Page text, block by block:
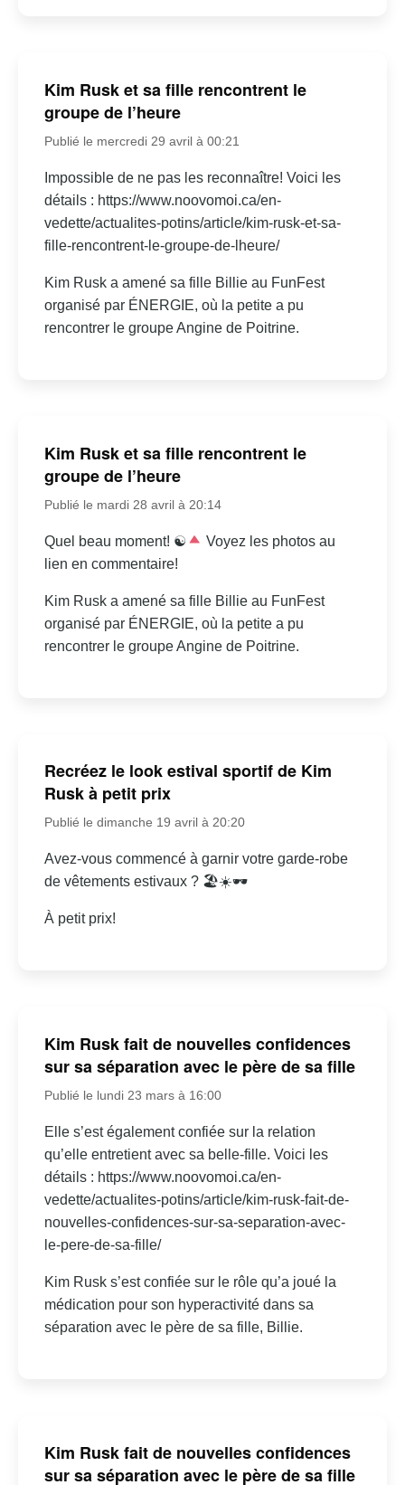
Kim Rusk et sa fille rencontrent le
groupe de l’heure
Publié le mercredi 29 avril à 00:21
Impossible de ne pas les reconnaître! Voici les
détails : https://www.noovomoi.ca/en-
vedette/actualites-potins/article/kim-rusk-et-sa-
fille-rencontrent-le-groupe-de-lheure/
Kim Rusk a amené sa fille Billie au FunFest
organisé par ÉNERGIE, où la petite a pu
rencontrer le groupe Angine de Poitrine.
Kim Rusk et sa fille rencontrent le
groupe de l’heure
Publié le mardi 28 avril à 20:14
Quel beau moment! ☯
Voyez les photos au
lien en commentaire!
Kim Rusk a amené sa fille Billie au FunFest
organisé par ÉNERGIE, où la petite a pu
rencontrer le groupe Angine de Poitrine.
Recréez le look estival sportif de Kim
Rusk à petit prix
Publié le dimanche 19 avril à 20:20
Avez-vous commencé à garnir votre garde-robe
de vêtements estivaux ? 🏖☀🕶
À petit prix!
Kim Rusk fait de nouvelles confidences
sur sa séparation avec le père de sa fille
Publié le lundi 23 mars à 16:00
Elle s’est également confiée sur la relation
qu’elle entretient avec sa belle-fille. Voici les
détails : https://www.noovomoi.ca/en-
vedette/actualites-potins/article/kim-rusk-fait-de-
nouvelles-confidences-sur-sa-separation-avec-
le-pere-de-sa-fille/
Kim Rusk s’est confiée sur le rôle qu’a joué la
médication pour son hyperactivité dans sa
séparation avec le père de sa fille, Billie.
Kim Rusk fait de nouvelles confidences
sur sa séparation avec le père de sa fille